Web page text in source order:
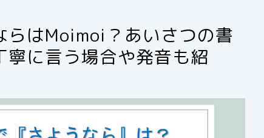
はMoimoi？あいさつの書
に言う場合や発音も紹